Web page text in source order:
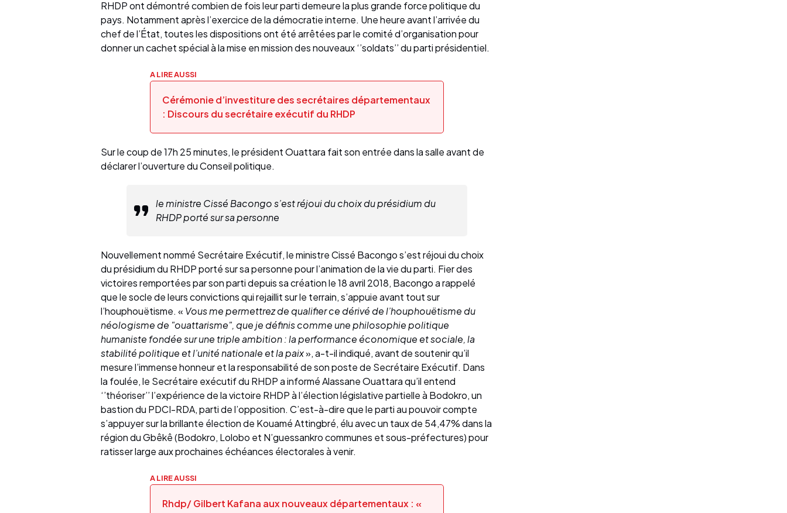
RHDP ont démontré combien de fois leur parti demeure la plus grande force politique du
pays. Notamment après l’exercice de la démocratie interne. Une heure avant l’arrivée du
chef de l’État, toutes les dispositions ont été arrêtées par le comité d’organisation pour
donner un cachet spécial à la mise en mission des nouveaux ‘’soldats’’ du parti présidentiel.
A LIRE AUSSI
Cérémonie d’investiture des secrétaires départementaux
: Discours du secrétaire exécutif du RHDP
Sur le coup de 17h 25 minutes, le président Ouattara fait son entrée dans la salle avant de
déclarer l’ouverture du Conseil politique.
le ministre Cissé Bacongo s’est réjoui du choix du présidium du
RHDP porté sur sa personne
Nouvellement nommé Secrétaire Exécutif, le ministre Cissé Bacongo s’est réjoui du choix
du présidium du RHDP porté sur sa personne pour l’animation de la vie du parti. Fier des
victoires remportées par son parti depuis sa création le 18 avril 2018, Bacongo a rappelé
que le socle de leurs convictions qui rejaillit sur le terrain, s’appuie avant tout sur
l’houphouëtisme. « Vous me permettrez de qualifier ce dérivé de l’houphouëtisme du
néologisme de "ouattarisme", que je définis comme une philosophie politique
humaniste fondée sur une triple ambition : la performance économique et sociale, la
stabilité politique et l’unité nationale et la paix», a-t-il indiqué, avant de soutenir qu’il
mesure l’immense honneur et la responsabilité de son poste de Secrétaire Exécutif. Dans
la foulée, le Secrétaire exécutif du RHDP a informé Alassane Ouattara qu’il entend
‘’théoriser’’ l’expérience de la victoire RHDP à l’élection législative partielle à Bodokro, un
bastion du PDCI-RDA, parti de l’opposition. C’est-à-dire que le parti au pouvoir compte
s’appuyer sur la brillante élection de Kouamé Attingbré, élu avec un taux de 54,47% dans la
région du Gbêkê (Bodokro, Lolobo et N’guessankro communes et sous-préfectures) pour
ratisser large aux prochaines échéances électorales à venir.
A LIRE AUSSI
Rhdp/ Gilbert Kafana aux nouveaux départementaux : «